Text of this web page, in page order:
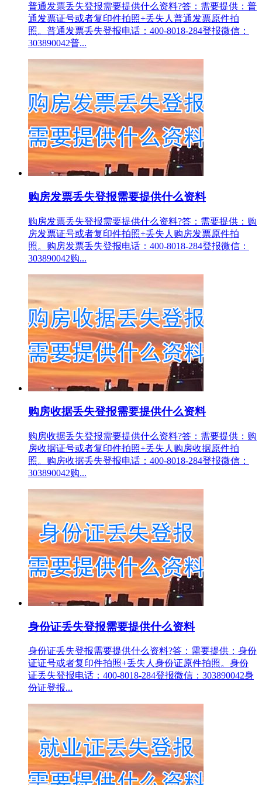
普通发票丢失登报需要提供什么资料?答：需要提供：普
通发票证号或者复印件拍照+丢失人普通发票原件拍
照。普通发票丢失登报电话：400-8018-284登报微信：
303890042普...
购房发票丢失登报需要提供什么资料
购房发票丢失登报需要提供什么资料?答：需要提供：购
房发票证号或者复印件拍照+丢失人购房发票原件拍
照。购房发票丢失登报电话：400-8018-284登报微信：
303890042购...
购房收据丢失登报需要提供什么资料
购房收据丢失登报需要提供什么资料?答：需要提供：购
房收据证号或者复印件拍照+丢失人购房收据原件拍
照。购房收据丢失登报电话：400-8018-284登报微信：
303890042购...
身份证丢失登报需要提供什么资料
身份证丢失登报需要提供什么资料?答：需要提供：身份
证证号或者复印件拍照+丢失人身份证原件拍照。身份
证丢失登报电话：400-8018-284登报微信：303890042身
份证登报...